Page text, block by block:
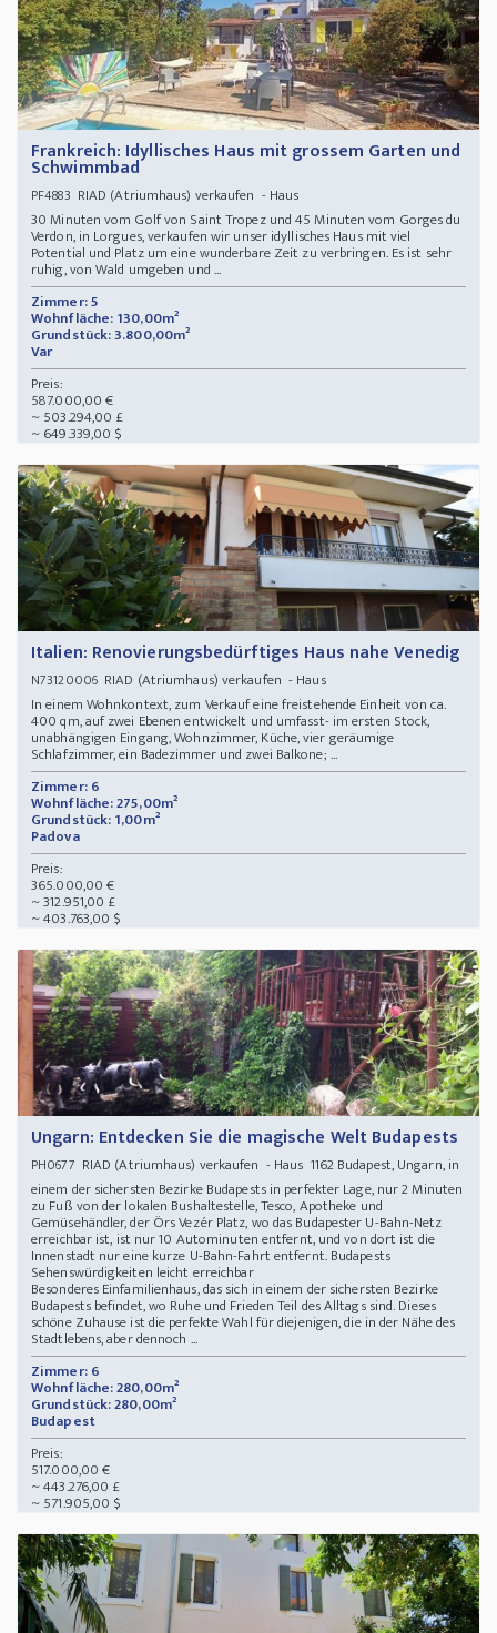
Frankreich: Idyllisches Haus mit grossem Garten und
Schwimmbad
PF4883 RIAD (Atriumhaus) verkaufen - Haus
30 Minuten vom Golf von Saint Tropez und 45 Minuten vom Gorges du
Verdon, in Lorgues, verkaufen wir unser idyllisches Haus mit viel
Potential und Platz um eine wunderbare Zeit zu verbringen. Es ist sehr
ruhig, von Wald umgeben und ...
Zimmer: 5
Wohnfläche: 130,00m²
Grundstück: 3.800,00m²
Var
Preis:
587.000,00 €
~ 503.294,00 £
~ 649.339,00 $
Italien: Renovierungsbedürftiges Haus nahe Venedig
N73120006RIAD (Atriumhaus) verkaufen - Haus
In einem Wohnkontext, zum Verkauf eine freistehende Einheit von ca.
400 qm, auf zwei Ebenen entwickelt und umfasst- im ersten Stock,
unabhängigen Eingang, Wohnzimmer, Küche, vier geräumige
Schlafzimmer, ein Badezimmer und zwei Balkone; ...
Zimmer: 6
Wohnfläche: 275,00m²
Grundstück: 1,00m²
Padova
Preis:
365.000,00 €
~ 312.951,00 £
~ 403.763,00 $
Ungarn: Entdecken Sie die magische Welt Budapests
PH0677 RIAD (Atriumhaus) verkaufen - Haus 1162 Budapest, Ungarn, in
einem der sichersten Bezirke Budapests in perfekter Lage, nur 2 Minuten
zu Fuß von der lokalen Bushaltestelle, Tesco, Apotheke und
Gemüsehändler, der Örs Vezér Platz, wo das Budapester U-Bahn-Netz
erreichbar ist, ist nur 10 Autominuten entfernt, und von dort ist die
Innenstadt nur eine kurze U-Bahn-Fahrt entfernt. Budapests
Sehenswürdigkeiten leicht erreichbar
Besonderes Einfamilienhaus, das sich in einem der sichersten Bezirke
Budapests befindet, wo Ruhe und Frieden Teil des Alltags sind. Dieses
schöne Zuhause ist die perfekte Wahl für diejenigen, die in der Nähe des
Stadtlebens, aber dennoch ...
Zimmer: 6
Wohnfläche: 280,00m²
Grundstück: 280,00m²
Budapest
Preis:
517.000,00 €
~ 443.276,00 £
~ 571.905,00 $